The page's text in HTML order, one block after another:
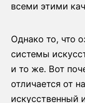
всеми этими
Однако то, что
системы
и то же. Вот
отличается от
искусственный